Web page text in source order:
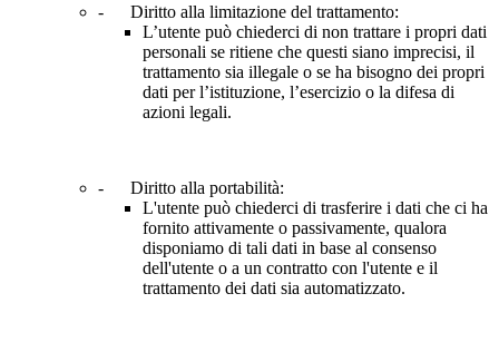
- Diritto alla limitazione del trattamento:
L’utente può chiederci di non trattare i propri dati
personali se ritiene che questi siano imprecisi, il
trattamento sia illegale o se ha bisogno dei propri
dati per l’istituzione, l’esercizio o la difesa di
azioni legali.
- Diritto alla portabilità:
L'utente può chiederci di trasferire i dati che ci ha
fornito attivamente o passivamente, qualora
disponiamo di tali dati in base al consenso
dell'utente o a un contratto con l'utente e il
trattamento dei dati sia automatizzato.